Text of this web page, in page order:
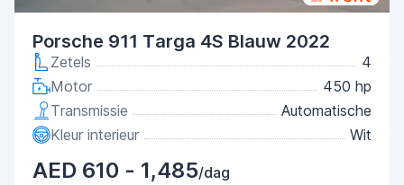
Porsche 911 Targa 4S Blauw 2022
Zetels
4
Motor
450 hp
Transmissie
Automatische
Kleur interieur
Wit
AED 610 - 1,485/dag